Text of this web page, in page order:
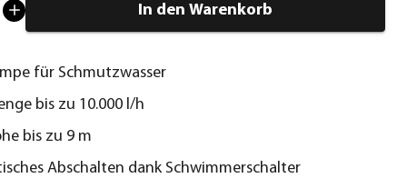
In den Warenkorb
für Schmutzwasser
bis zu 10.000 l/h
bis zu 9 m
Abschalten dank Schwimmerschalter